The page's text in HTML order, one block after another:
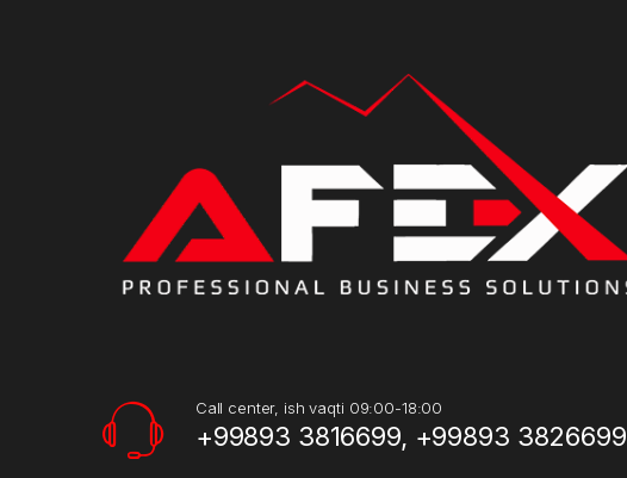
Call center, ish vaqti 09:00-18:00
+99893 3816699, +99893 3826699